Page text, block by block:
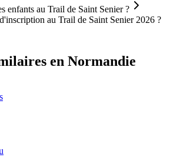
enfants au Trail de Saint Senier ?
au Trail de Saint Senier 2026 ?
en Normandie